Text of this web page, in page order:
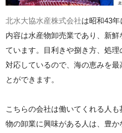
北水大協水産株式会社は昭和43
内容は水産物卸売業であり、新
ています。目利きや捌き方、処
対応しているので、海の恵みを
とができます。
こちらの会社は働いてくれる人
物の卸業に興味がある人は、豊